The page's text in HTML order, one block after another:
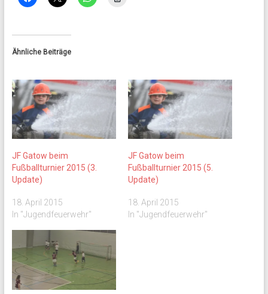
Ähnliche Beiträge
JF Gatow beim
Fußballturnier 2015 (3.
Update)
18. April 2015
In "Jugendfeuerwehr"
JF Gatow beim
Fußballturnier 2015 (5.
Update)
18. April 2015
In "Jugendfeuerwehr"